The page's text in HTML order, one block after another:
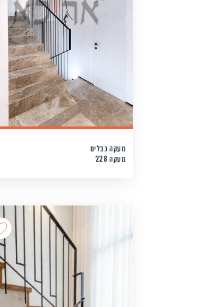
מעקה כבלים
מעקה 228